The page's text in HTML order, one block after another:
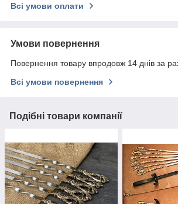
Всі умови оплати
Умови повернення
Повернення товару впродовж 14 днів за
Всі умови повернення
Подібні товари компанії